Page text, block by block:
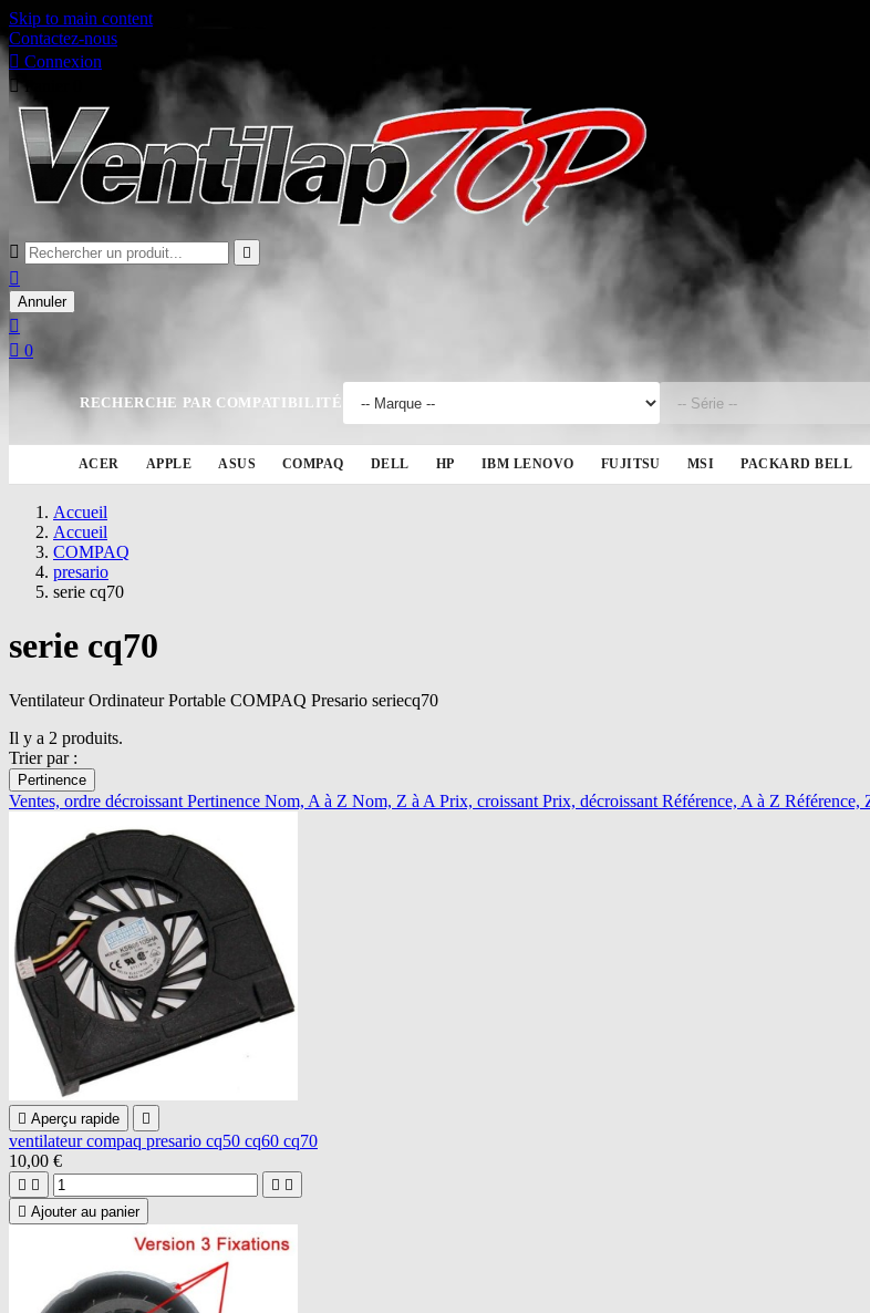
Skip to main content
Contactez-nous
 Connexion
 Panier
 

Annuler

 0
RECHERCHE PAR COMPATIBILITÉ
ACER APPLE ASUS COMPAQ DELL HP IBM LENOVO FUJITSU MSI PACKARD BELL
Accueil
Accueil
COMPAQ
presario
serie cq70
serie cq70
Ventilateur Ordinateur Portable COMPAQ Presario seriecq70
Il y a 2 produits.
Trier par :
Pertinence
Ventes, ordre décroissant Pertinence Nom, A à Z Nom, Z à A Prix, croissant Prix, décroissant Référence, A à Z Référence,
 Aperçu rapide 
ventilateur compaq presario cq50 cq60 cq70
10,00 €
   
 Ajouter au panier